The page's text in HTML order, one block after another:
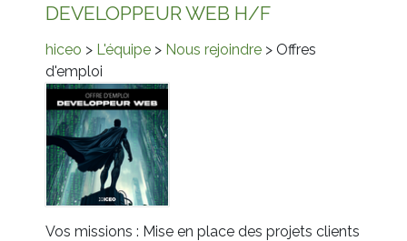
DEVELOPPEUR WEB H/F
hiceo > L'équipe > Nous rejoindre > Offres
d'emploi
Vos missions : Mise en place des projets clients